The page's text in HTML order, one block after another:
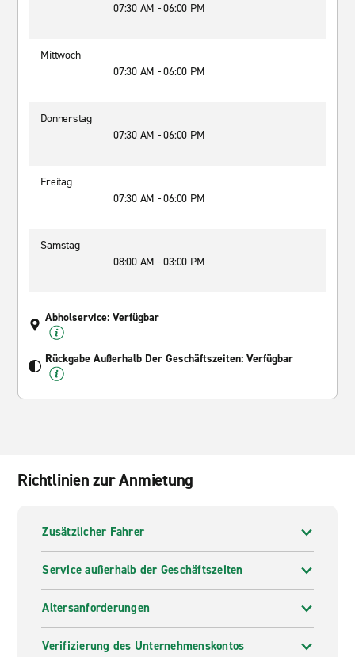
07:30 AM - 06:00 PM
Mittwoch
07:30 AM - 06:00 PM
Donnerstag
07:30 AM - 06:00 PM
Freitag
07:30 AM - 06:00 PM
Samstag
08:00 AM - 03:00 PM
Abholservice: Verfügbar
Rückgabe Außerhalb Der Geschäftszeiten: Verfügbar
Richtlinien zur Anmietung
Zusätzlicher Fahrer
Service außerhalb der Geschäftszeiten
Altersanforderungen
Verifizierung des Unternehmenskontos